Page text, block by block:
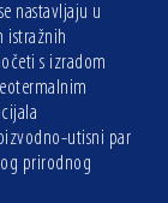
nastavljaju u
istražnih
s izradom
utisni par
prirodnog